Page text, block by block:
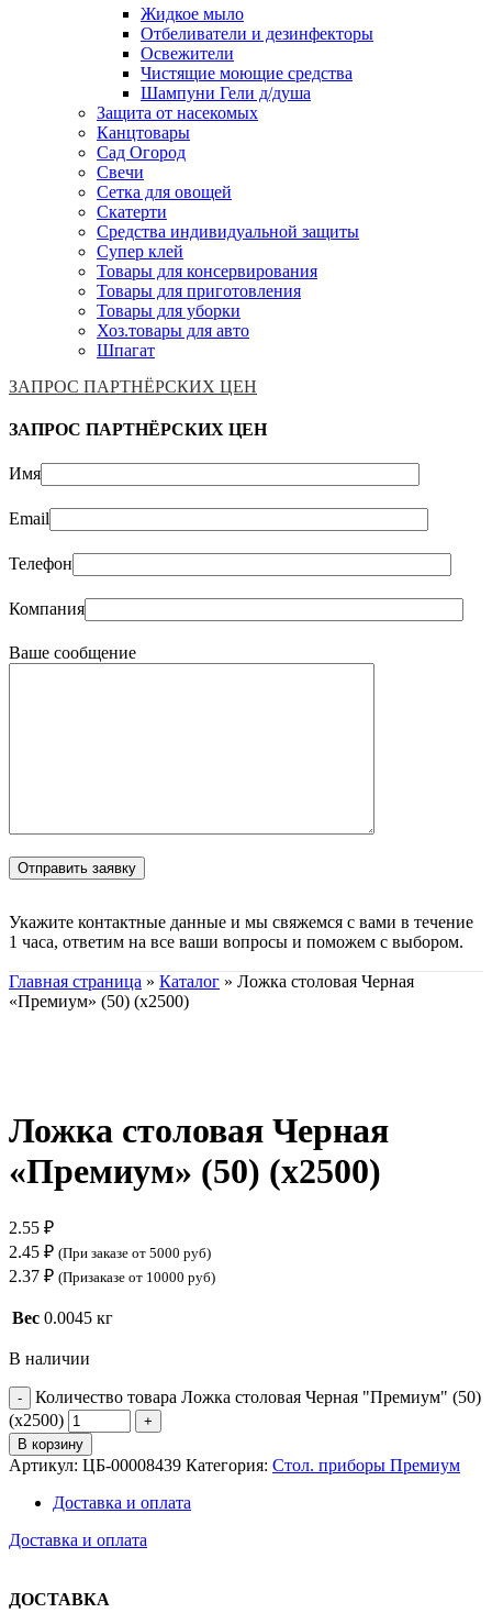
Жидкое мыло
Отбеливатели и дезинфекторы
Освежители
Чистящие моющие средства
Шампуни Гели д/душа
Защита от насекомых
Канцтовары
Сад Огород
Свечи
Сетка для овощей
Скатерти
Средства индивидуальной защиты
Супер клей
Товары для консервирования
Товары для приготовления
Товары для уборки
Хоз.товары для авто
Шпагат
ЗАПРОС ПАРТНЁРСКИХ ЦЕН
ЗАПРОС ПАРТНЁРСКИХ ЦЕН
Имя
Email
Телефон
Компания
Ваше сообщение
Укажите контактные данные и мы свяжемся с вами в течение
1 часа, ответим на все ваши вопросы и поможем с выбором.
Главная страница » Каталог » Ложка столовая Черная
«Премиум» (50) (х2500)
Ложка столовая Черная
«Премиум» (50) (х2500)
2.55 ₽
2.45 ₽ (При заказе от 5000 руб)
2.37 ₽ (Призаказе от 10000 руб)
Вес 0.0045 кг
В наличии
Количество товара Ложка столовая Черная "Премиум" (50)
(х2500)
В корзину
Артикул: ЦБ-00008439 Категория: Стол. приборы Премиум
Доставка и оплата
Доставка и оплата
ДОСТАВКА